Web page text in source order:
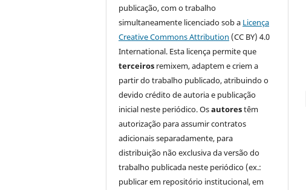
publicação, com o trabalho
simultaneamente licenciado sob a Licença
Creative Commons Attribution (CC BY) 4.0
International. Esta licença permite que
terceiros remixem, adaptem e criem a
partir do trabalho publicado, atribuindo o
devido crédito de autoria e publicação
inicial neste periódico. Osautorestêm
autorização para assumir contratos
adicionais separadamente, para
distribuição não exclusiva da versão do
trabalho publicada neste periódico (ex.:
publicar em repositório institucional, em